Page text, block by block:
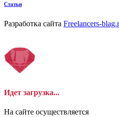
Статьи
Разработка сайта Freelancers-
Идет загрузка...
На сайте осуществляется